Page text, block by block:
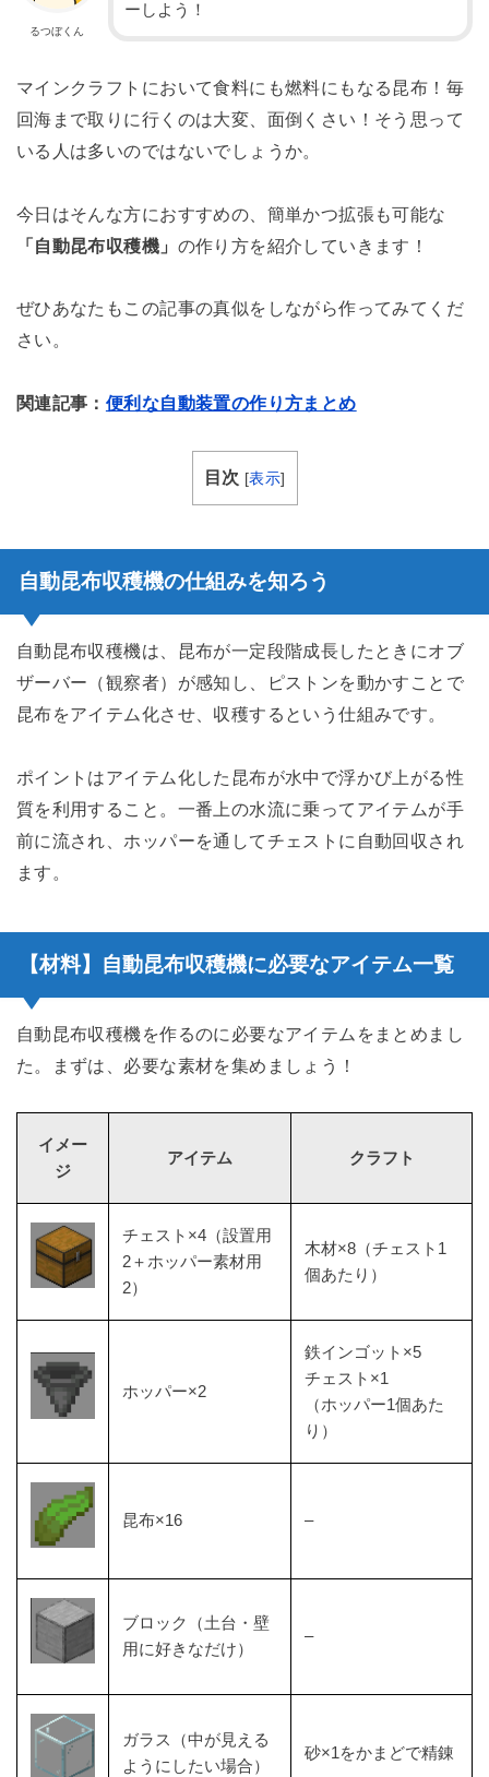
るつぼくん
ーしよう！
マインクラフトにおいて食料にも燃料にもなる昆布！毎
回海まで取りに行くのは大変、面倒くさい！そう思って
いる人は多いのではないでしょうか。
今日はそんな方におすすめの、簡単かつ拡張も可能な
「自動昆布収穫機」 の作り方を紹介していきます！
ぜひあなたもこの記事の真似をしながら作ってみてくだ
さい。
関連記事： 便利な自動装置の作り方まとめ
目次 [表示]
自動昆布収穫機の仕組みを知ろう
自動昆布収穫機は、昆布が一定段階成長したときにオブ
ザーバー（観察者）が感知し、ピストンを動かすことで
昆布をアイテム化させ、収穫するという仕組みです。
ポイントはアイテム化した昆布が水中で浮かび上がる性
質を利用すること。一番上の水流に乗ってアイテムが手
前に流され、ホッパーを通してチェストに自動回収され
ます。
【材料】自動昆布収穫機に必要なアイテム一覧
自動昆布収穫機を作るのに必要なアイテムをまとめまし
た。まずは、必要な素材を集めましょう！
イメー
ジ
アイテム クラフト
チェスト×4（設置用
2＋ホッパー素材用
2）
木材×8（チェスト1
個あたり）
ホッパー×2
鉄インゴット×5
チェスト×1
（ホッパー1個あた
り）
昆布×16 –
ブロック（土台・壁
用に好きなだけ）
–
ガラス（中が見える
ようにしたい場合）
砂×1をかまどで精錬